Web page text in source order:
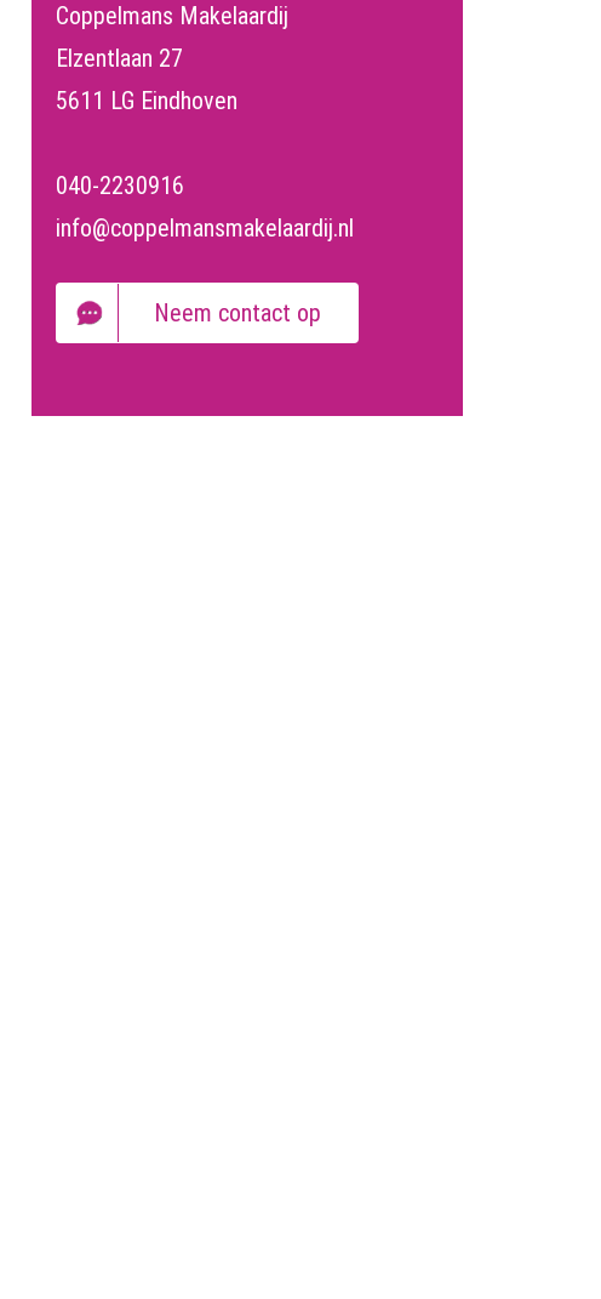
Coppelmans Makelaardij
Elzentlaan 27
5611 LG Eindhoven
040-2230916
info@coppelmansmakelaardij.nl
Neem contact op